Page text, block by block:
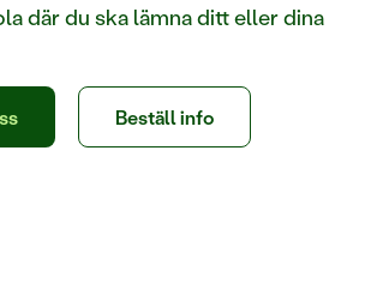
där du ska lämna ditt eller dina
Beställ info